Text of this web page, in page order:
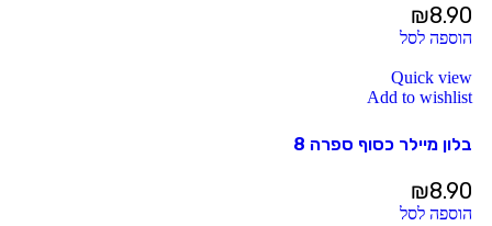
₪8.90
הוספה לסל
Quick view
Add to wishlist
בלון מיילר כסוף ספרה 8
₪8.90
הוספה לסל